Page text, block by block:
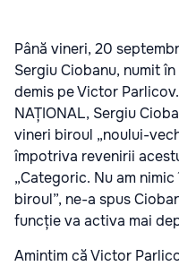
Până vineri, 20
Sergiu Ciobanu, numit
demis pe Victor
NAȚIONAL, Sergiu
vineri biroul „noului-
împotriva revenirii
„Categoric. Nu am
biroul”, ne-a spus
funcție va activa mai
Amintim că Victor